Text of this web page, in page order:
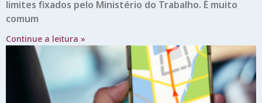
limites fixados pelo Ministério do Trabalho. É muito
comum
Continue a leitura »